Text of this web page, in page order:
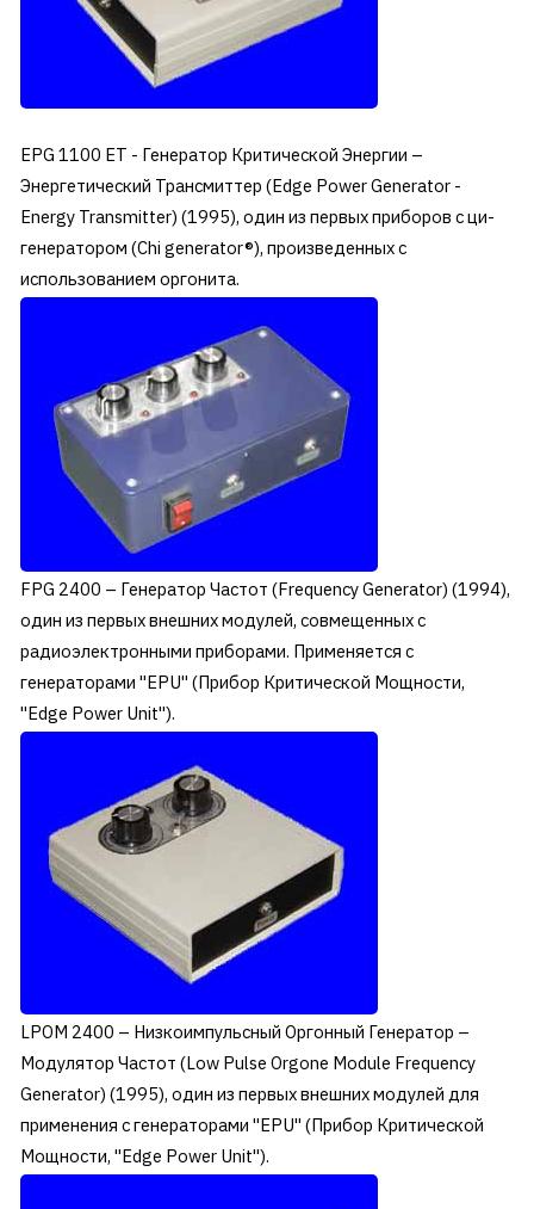
EPG 1100 ET - Генератор Критической Энергии –
Энергетический Трансмиттер (Edge Power Generator -
Energy Transmitter) (1995), один из первых приборов с ци-
генератором (Chi generator®), произведенных с
использованием оргонита.
FPG 2400 – Генератор Частот (Frequency Generator) (1994),
один из первых внешних модулей, совмещенных с
радиоэлектронными приборами. Применяется с
генераторами "EPU" (Прибор Критической Мощности,
"Edge Power Unit").
LPOM 2400 – Низкоимпульсный Оргонный Генератор –
Модулятор Частот (Low Pulse Orgone Module Frequency
Generator) (1995), один из первых внешних модулей для
применения с генераторами "EPU" (Прибор Критической
Мощности, "Edge Power Unit").